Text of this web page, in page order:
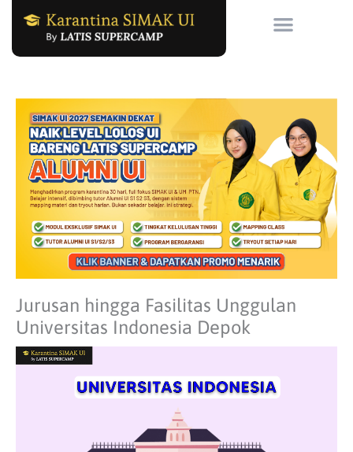
Jurusan hingga Fasilitas Unggulan
Universitas Indonesia Depok